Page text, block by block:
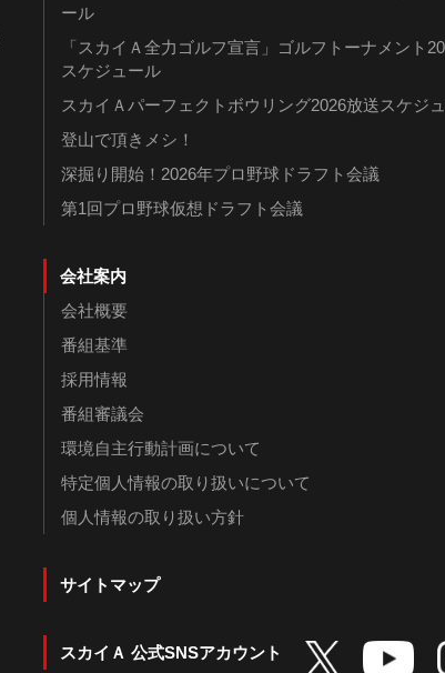
ール
「スカイＡ全力ゴルフ宣言」ゴルフトーナメント
スケジュール
スカイＡパーフェクトボウリング2026放送スケジ
登山で頂きメシ！
深掘り開始！2026年プロ野球ドラフト会議
第1回プロ野球仮想ドラフト会議
会社案内
会社概要
番組基準
採用情報
番組審議会
環境自主行動計画について
特定個人情報の取り扱いについて
個人情報の取り扱い方針
サイトマップ
スカイＡ 公式SNSアカウント